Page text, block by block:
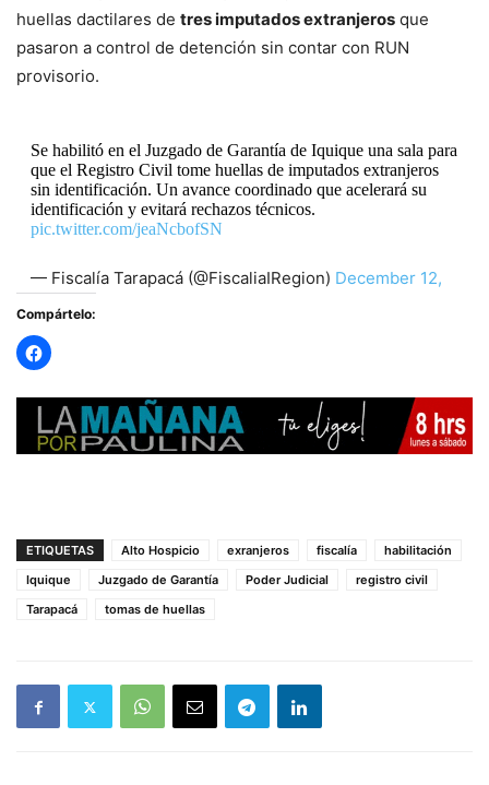
huellas dactilares de tres imputados extranjeros que
pasaron a control de detención sin contar con RUN
provisorio.
Se habilitó en el Juzgado de Garantía de Iquique una sala para
que el Registro Civil tome huellas de imputados extranjeros
sin identificación. Un avance coordinado que acelerará su
identificación y evitará rechazos técnicos.
pic.twitter.com/jeaNcbofSN
— Fiscalía Tarapacá (@FiscaliaIRegion) December 12,
2025
Compártelo:
ETIQUETAS Alto Hospicio exranjeros fiscalía
habilitación
Iquique
Juzgado de Garantía Poder Judicial
registro civil
Tarapacá
tomas de huellas